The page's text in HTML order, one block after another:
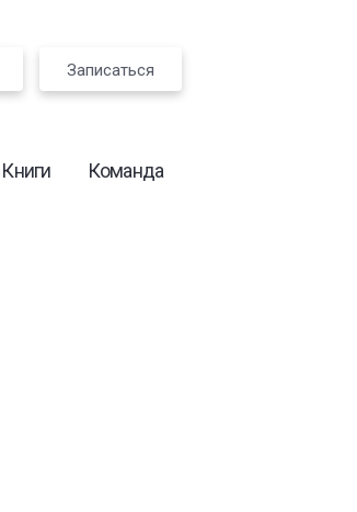
Записаться
Книги Команда